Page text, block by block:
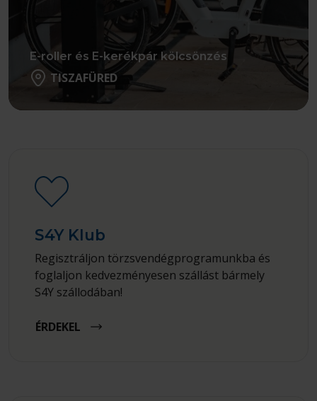
E-roller és E-kerékpár kölcsönzés
TISZAFÜRED
S4Y Klub
Regisztráljon törzsvendégprogramunkba és
foglaljon kedvezményesen szállást bármely
S4Y szállodában!
ÉRDEKEL